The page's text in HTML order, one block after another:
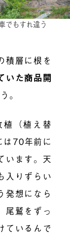
でもすれ違う
積層に根を
いた商品開
。
植（植え替
は70年前に
います。天
入りずらい
発想になら
尾鷲をずっ
ているんで